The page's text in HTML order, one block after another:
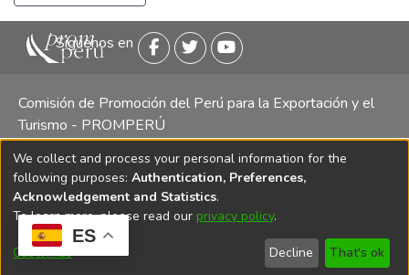
ES
Siguenos en
Comisión de Promoción del Perú para la Exportación y el
Turismo - PROMPERÚ
Central telefónica: (511) 616 7300 / 616 7400 Calle Uno
Oeste 50, Edificio Mincetur, Pisos 13 y 14, San Isidro -
Lima
Copyright 2025 PROMPERÚ
We collect and process your personal information for the
following purposes: Authentication, Preferences,
Acknowledgement and Statistics.
To learn more, please read our privacy policy.
Customize Decline That's ok